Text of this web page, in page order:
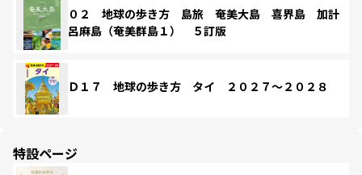
０２ 地球の歩き方 島旅 奄美大島 喜界島 加計
呂麻島（奄美群島１） ５訂版
Ｄ１７ 地球の歩き方 タイ ２０２７～２０２８
特設ページ